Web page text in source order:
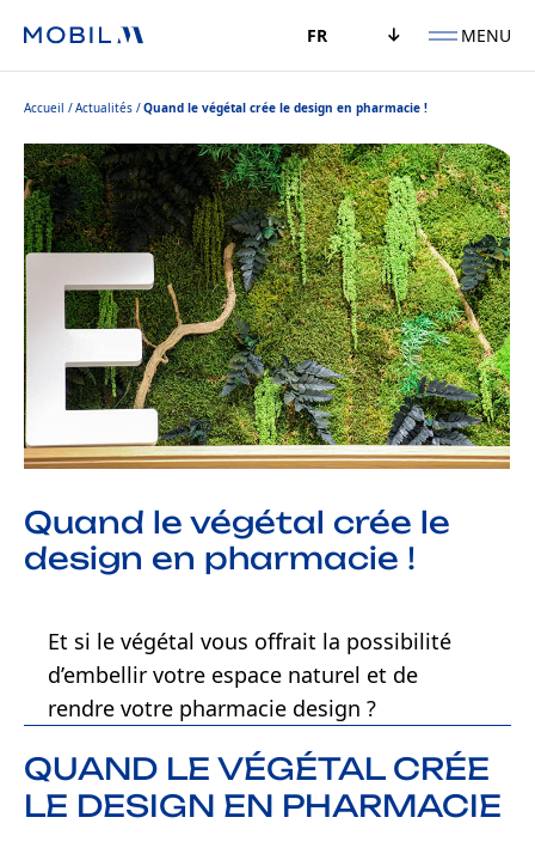
FR MENU
Accueil Actualités Quand le végétal crée le design en pharmacie !
Quand le végétal crée le
design en pharmacie !
Et si le végétal vous offrait la possibilité
d’embellir votre espace naturel et de
rendre votre pharmacie design ?
QUAND LE VÉGÉTAL CRÉE
LE DESIGN EN PHARMACIE